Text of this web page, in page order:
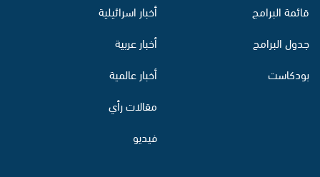
قائمة البرامج
جدول البرامج
بودكاست
أخبار اسرائيلية
أخبار عربية
أخبار عالمية
مقالات رأي
فيديو